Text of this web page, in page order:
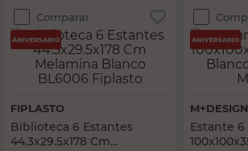
Comparar
FIPLASTO
Biblioteca 6 Estantes
44.3x29.5x178 Cm
M+DESIGN
Estante 6